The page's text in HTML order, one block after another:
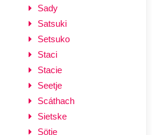
Sady
Satsuki
Setsuko
Staci
Stacie
Seetje
Scáthach
Sietske
Sötje